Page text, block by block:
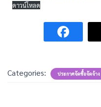
ดาวน์โหลด
Categories: ประกาศจัดซื้อจัดจ้าง